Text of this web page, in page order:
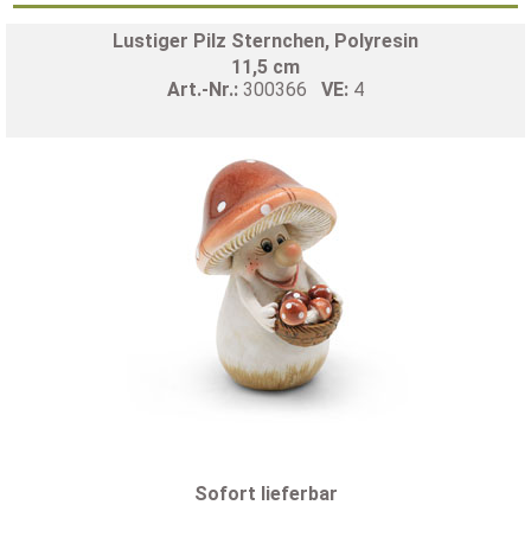
Lustiger Pilz Sternchen, Polyresin
11,5 cm
Art.-Nr.: 300366 VE: 4
Sofort lieferbar